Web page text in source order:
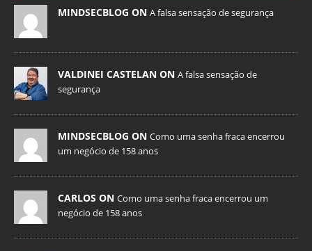
MINDSECBLOG ON A falsa sensação de segurança
VALDINEI CASTELAN ON A falsa sensação de
segurança
MINDSECBLOG ON Como uma senha fraca encerrou
um negócio de 158 anos
CARLOS ON Como uma senha fraca encerrou um
negócio de 158 anos